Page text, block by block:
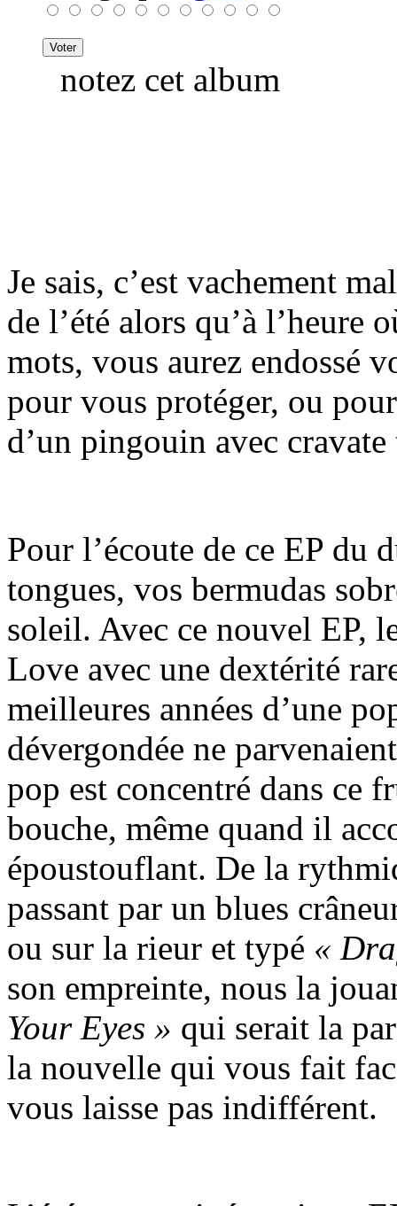
notez cet album
Je sais, c’est vachement
de l’été alors qu’à l’heure
mots, vous aurez endossé
pour vous protéger, ou
d’un pingouin avec
Pour l’écoute de ce EP du
tongues, vos bermudas
soleil. Avec ce nouvel EP,
Love avec une dextérité
meilleures années d’une
dévergondée ne
pop est concentré dans ce
bouche, même quand il
époustouflant. De la
passant par un blues
ou sur la rieur et typé «
son empreinte, nous la
Your Eyes » qui serait la
la nouvelle qui vous fait
vous laisse pas indifférent.